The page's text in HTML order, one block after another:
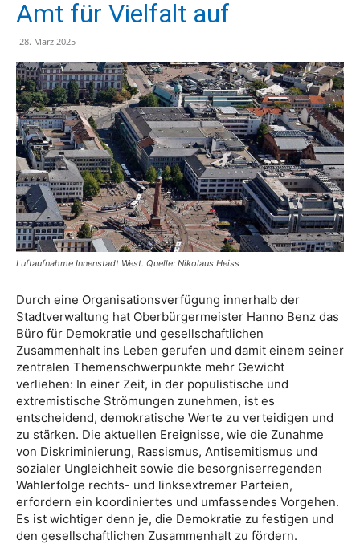
Amt für Vielfalt auf
28. März 2025
Luftaufnahme Innenstadt West. Quelle: Nikolaus Heiss
Durch eine Organisationsverfügung innerhalb der
Stadtverwaltung hat Oberbürgermeister Hanno Benz das
Büro für Demokratie und gesellschaftlichen
Zusammenhalt ins Leben gerufen und damit einem seiner
zentralen Themenschwerpunkte mehr Gewicht
verliehen: In einer Zeit, in der populistische und
extremistische Strömungen zunehmen, ist es
entscheidend, demokratische Werte zu verteidigen und
zu stärken. Die aktuellen Ereignisse, wie die Zunahme
von Diskriminierung, Rassismus, Antisemitismus und
sozialer Ungleichheit sowie die besorgniserregenden
Wahlerfolge rechts- und linksextremer Parteien,
erfordern ein koordiniertes und umfassendes Vorgehen.
Es ist wichtiger denn je, die Demokratie zu festigen und
den gesellschaftlichen Zusammenhalt zu fördern.